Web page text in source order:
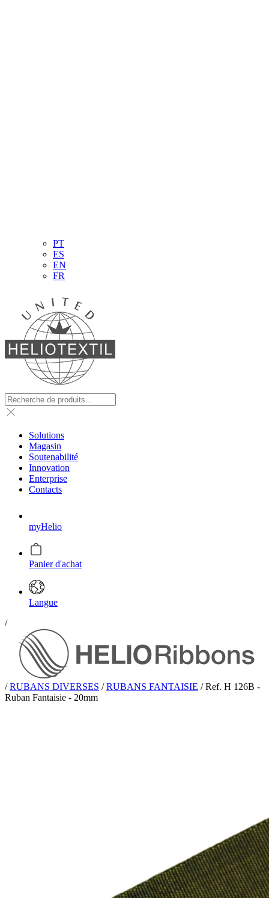
PT
ES
EN
FR
Solutions
Magasin
Soutenabilité
Innovation
Enterprise
Contacts
myHelio
Panier d'achat
Langue
/
/ RUBANS DIVERSES / RUBANS FANTAISIE / Ref. H 126B -
Ruban Fantaisie - 20mm